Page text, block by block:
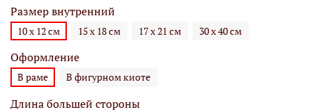
Размер внутренний
10 х 12 см 15 х 18 см 17 х 21 см 30 х 40 см
Оформление
В раме В фигурном киоте
Длина большей стороны